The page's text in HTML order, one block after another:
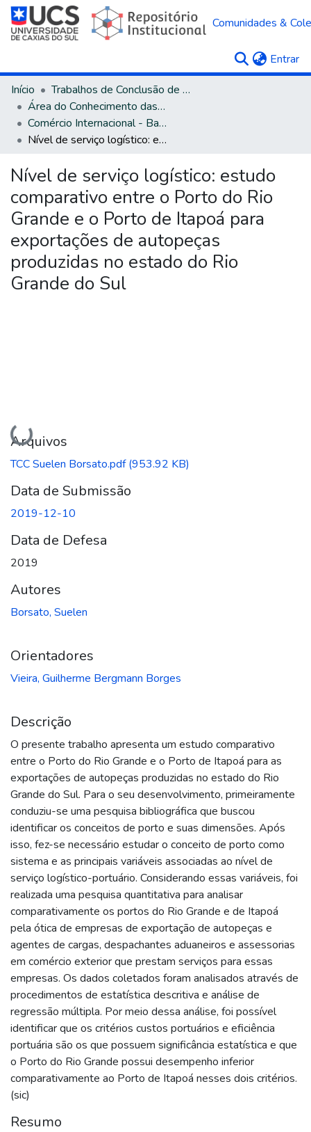
Comunidades &
Entrar
Início
Trabalhos de Conclusão de Curso
Área do Conhecimento das Ciências Sociais Aplicadas
Comércio Internacional - Bacharelado
Nível de serviço logístico: estudo comparativo entre o Porto do Rio Grande e o Porto de Itapoá para exportações de autopeças produzidas no estado do Rio Grande do Sul
Nível de serviço logístico: estudo
comparativo entre o Porto do Rio
Grande e o Porto de Itapoá para
exportações de autopeças
produzidas no estado do Rio
Grande do Sul
Carregando...
Arquivos
TCC Suelen Borsato.pdf(953.92 KB)
Data de Submissão
2019-12-10
Data de Defesa
2019
Autores
Borsato, Suelen
Orientadores
Vieira, Guilherme Bergmann Borges
Descrição
O presente trabalho apresenta um estudo comparativo
entre o Porto do Rio Grande e o Porto de Itapoá para as
exportações de autopeças produzidas no estado do Rio
Grande do Sul. Para o seu desenvolvimento, primeiramente
conduziu-se uma pesquisa bibliográfica que buscou
identificar os conceitos de porto e suas dimensões. Após
isso, fez-se necessário estudar o conceito de porto como
sistema e as principais variáveis associadas ao nível de
serviço logístico-portuário. Considerando essas variáveis, foi
realizada uma pesquisa quantitativa para analisar
comparativamente os portos do Rio Grande e de Itapoá
pela ótica de empresas de exportação de autopeças e
agentes de cargas, despachantes aduaneiros e assessorias
em comércio exterior que prestam serviços para essas
empresas. Os dados coletados foram analisados através de
procedimentos de estatística descritiva e análise de
regressão múltipla. Por meio dessa análise, foi possível
identificar que os critérios custos portuários e eficiência
portuária são os que possuem significância estatística e que
o Porto do Rio Grande possui desempenho inferior
comparativamente ao Porto de Itapoá nesses dois critérios.
(sic)
Resumo